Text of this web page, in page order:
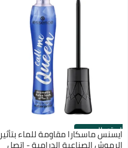
الستور الرسمي
ايسنس ماسكارا مقاومة للماء بتأثير